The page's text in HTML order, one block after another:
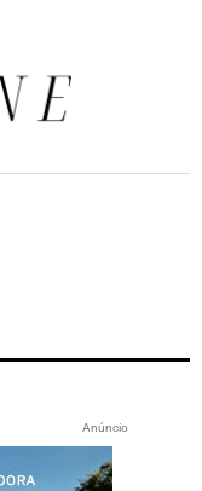
Anúncio